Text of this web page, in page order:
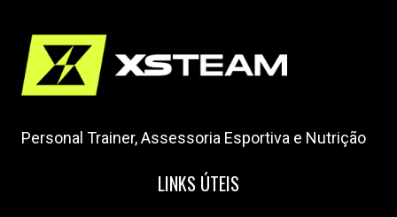
Personal Trainer, Assessoria Esportiva e Nutrição
LINKS ÚTEIS